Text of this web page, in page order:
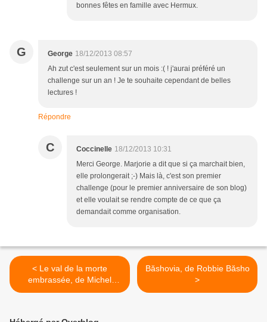
bonnes fêtes en famille avec Hermux.
G George 18/12/2013 08:57
Ah zut c'est seulement sur un mois :( ! j'aurai préféré un
challenge sur un an ! Je te souhaite cependant de belles
lectures !
Répondre
C Coccinelle 18/12/2013 10:31
Merci George. Marjorie a dit que si ça marchait bien,
elle prolongerait ;-) Mais là, c'est son premier
challenge (pour le premier anniversaire de son blog)
et elle voulait se rendre compte de ce que ça
demandait comme organisation.
< Le val de la morte
embrassée, de Michel
Honaker
Băshovia, de Robbie Băsho
>